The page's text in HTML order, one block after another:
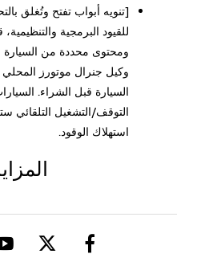
[تنويه أبواب تفتح وتُغلق
للقيود البرمجية والتنظيمية،
ومحتوى محددة من السيارة
وكيل جنرال موتورز المحلي
السيارة قبل الشراء.
التوقف/التشغيل التلقائي
استهلاك الوقود.
المزايا